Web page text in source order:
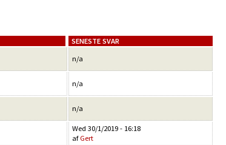
SENESTE SVAR
n/a
n/a
n/a
Wed 30/1/2019 - 16:18
af Gert